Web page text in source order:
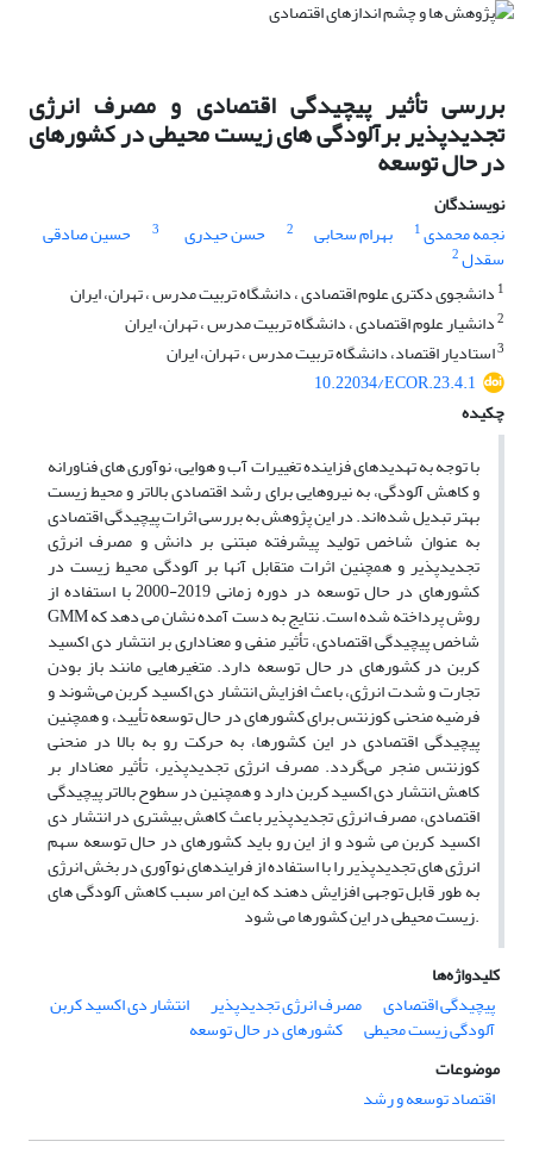
بررسی تأثیر پیچیدگی اقتصادی و مصرف انرژی
تجدیدپذیر برآلودگی های زیست محیطی در کشورهای
در حال توسعه
نویسندگان
نجمه محمدی1 بهرام سحابی 2 حسن حیدری 3 حسین صادقی
سقدل2
1 دانشجوی دکتری علوم اقتصادی ، دانشگاه تربیت مدرس ، تهران، ایران
2دانشیار علوم اقتصادی ، دانشگاه تربیت مدرس ، تهران، ایران
3استادیار اقتصاد، دانشگاه تربیت مدرس ، تهران، ایران
10.22034/ECOR.23.4.1
چکیده
با توجه به تهدیدهای فزاینده تغییرات آب و هوایی، نوآوریهای فناورانه
و کاهش آلودگی، به نیروهایی برای رشد اقتصادی بالاتر و محیط زیست
بهتر تبدیل شده‌اند.در این پژوهش به بررسی اثرات پیچیدگی اقتصادی
به عنوان شاخص تولید پیشرفته مبتنی بر دانش و مصرف انرژی
تجدیدپذیر و همچنین اثرات متقابل آنها بر آلودگی محیط زیست در
کشورهای در حال توسعه در دوره زمانی ‌2019-2000 با استفاده از
روش GMM پرداخته شده است.نتایج بهدست آمده نشان میدهد که
شاخص پیچیدگی اقتصادی، تأثیر منفی و معناداری بر انتشار دی اکسید
کربن در کشورهای در حال توسعه دارد. متغیرهایی مانند باز بودن
تجارتو شدت انرژی، باعث افزایش انتشار دی اکسید کربن می‌شوند و
فرضیه منحنی کوزنتس برای کشورهای در حال توسعه تأیید، و همچنین
پیچیدگی اقتصادی در این کشورها، به حرکت رو به بالا در منحنی
کوزنتس منجر می‌گردد. مصرف انرژی تجدیدپذیر، تأثیر معنادار بر
کاهش انتشار دی اکسید کربن دارد و همچنیندر سطوح بالاتر پیچیدگی
اقتصادی، مصرف انرژی تجدیدپذیر باعث کاهش بیشتری در انتشاردی
اکسید کربنمی شود واز این رو باید کشورهای در حال توسعه سهم
انرژیهای تجدیدپذیر را با استفاده از فرایندهای نوآوری در بخش انرژی
به طور قابل توجهی افزایش دهند که این امر سبب کاهش آلودگیهای
زیست محیطی در این کشورها میشود
.
کلیدواژه‌ها
پیچیدگی اقتصادی
مصرف انرژی تجدیدپذیر انتشار دی اکسید کربن
آلودگی زیست محیطی
کشورهای در حال توسعه
موضوعات
اقتصاد توسعه و رشد